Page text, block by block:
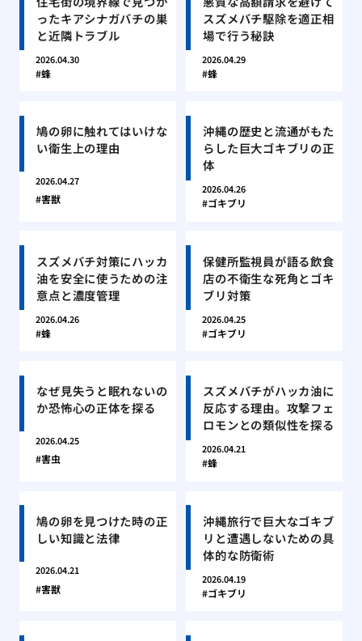
ったキアシナガバチの巣
と近隣トラブル
2026.04.30
蜂
スズメバチ駆除を適正相
場で行う秘訣
2026.04.29
蜂
鳩の卵に触れてはいけな
い衛生上の理由
2026.04.27
害獣
沖縄の歴史と流通がもた
らした巨大ゴキブリの正
体
2026.04.26
ゴキブリ
スズメバチ対策にハッカ
油を安全に使うための注
意点と濃度管理
2026.04.26
蜂
保健所監視員が語る飲食
店の不衛生な死角とゴキ
ブリ対策
2026.04.25
ゴキブリ
なぜ見失うと眠れないの
か恐怖心の正体を探る
2026.04.25
害虫
スズメバチがハッカ油に
反応する理由。攻撃フェ
ロモンとの類似性を探る
2026.04.21
蜂
鳩の卵を見つけた時の正
しい知識と法律
2026.04.21
害獣
沖縄旅行で巨大なゴキブ
リと遭遇しないための具
体的な防衛術
2026.04.19
ゴキブリ